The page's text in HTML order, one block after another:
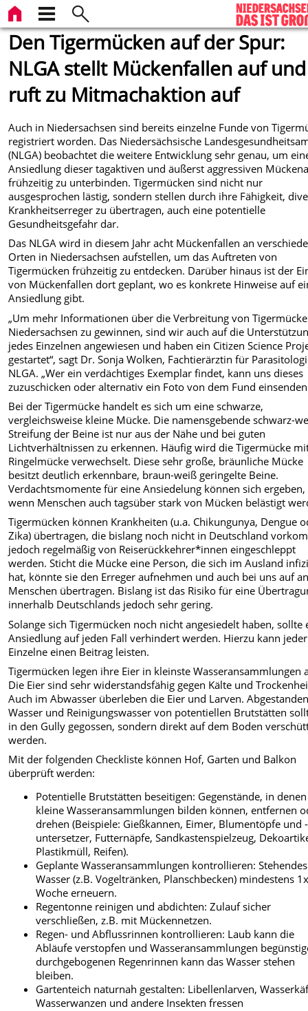
Den Tigermücken auf der Spur:
NLGA stellt Mückenfallen auf und
ruft zu Mitmachaktion auf
Auch in Niedersachsen sind bereits einzelne Funde von
registriert worden. Das Niedersächsische
(NLGA) beobachtet die weitere Entwicklung sehr genau, um
Ansiedlung dieser tagaktiven und äußerst aggressiven
frühzeitig zu unterbinden. Tigermücken sind nicht nur
ausgesprochen lästig, sondern stellen durch ihre Fähigkeit,
Krankheitserreger zu übertragen, auch eine potentielle
Gesundheitsgefahr dar.
Das NLGA wird in diesem Jahr acht Mückenfallen an
Orten in Niedersachsen aufstellen, um das Auftreten von
Tigermücken frühzeitig zu entdecken. Darüber hinaus ist der
von Mückenfallen dort geplant, wo es konkrete Hinweise auf
Ansiedlung gibt.
„Um mehr Informationen über die Verbreitung von
Niedersachsen zu gewinnen, sind wir auch auf die
jedes Einzelnen angewiesen und haben ein Citizen Science
gestartet“, sagt Dr. Sonja Wolken, Fachtierärztin für
NLGA. „Wer ein verdächtiges Exemplar findet, kann uns dieses
zuzuschicken oder alternativ ein Foto von dem Fund
Bei der Tigermücke handelt es sich um eine schwarze,
vergleichsweise kleine Mücke. Die namensgebende schwarz-
Streifung der Beine ist nur aus der Nähe und bei guten
Lichtverhältnissen zu erkennen. Häufig wird die Tigermücke
Ringelmücke verwechselt. Diese sehr große, bräunliche Mücke
besitzt deutlich erkennbare, braun-weiß geringelte Beine.
Verdachtsmomente für eine Ansiedelung können sich ergeben,
wenn Menschen auch tagsüber stark von Mücken belästigt
Tigermücken können Krankheiten (u.a. Chikungunya, Dengue
Zika) übertragen, die bislang noch nicht in Deutschland
jedoch regelmäßig von Reiserückkehrer*innen eingeschleppt
werden. Sticht die Mücke eine Person, die sich im Ausland
hat, könnte sie den Erreger aufnehmen und auch bei uns auf
Menschen übertragen. Bislang ist das Risiko für eine
innerhalb Deutschlands jedoch sehr gering.
Solange sich Tigermücken noch nicht angesiedelt haben, sollte
Ansiedlung auf jeden Fall verhindert werden. Hierzu kann jeder
Einzelne einen Beitrag leisten.
Tigermücken legen ihre Eier in kleinste Wasseransammlungen
Die Eier sind sehr widerstandsfähig gegen Kälte und
Auch im Abwasser überleben die Eier und Larven.
Wasser und Reinigungswasser von potentiellen Brutstätten
in den Gully gegossen, sondern direkt auf dem Boden
werden.
Mit der folgenden Checkliste können Hof, Garten und Balkon
überprüft werden:
Potentielle Brutstätten beseitigen: Gegenstände, in
kleine Wasseransammlungen bilden können, entfernen
drehen (Beispiele: Gießkannen, Eimer, Blumentöpfe und -
untersetzer, Futternäpfe, Sandkastenspielzeug,
Plastikmüll, Reifen).
Geplante Wasseransammlungen kontrollieren: Stehendes
Wasser (z.B. Vogeltränken, Planschbecken) mindestens
Woche erneuern.
Regentonne reinigen und abdichten: Zulauf sicher
verschließen, z.B. mit Mückennetzen.
Regen- und Abflussrinnen kontrollieren: Laub kann die
Abläufe verstopfen und Wasseransammlungen
durchgebogenen Regenrinnen kann das Wasser stehen
bleiben.
Gartenteich naturnah gestalten: Libellenlarven,
Wasserwanzen und andere Insekten fressen